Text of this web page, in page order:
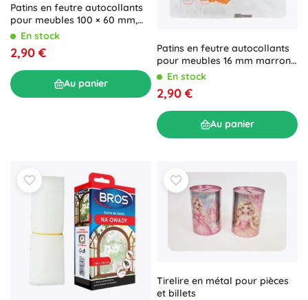
Patins en feutre autocollants
pour meubles 100 × 60 mm,
marron (2 pcs)
En stock
2,90 €
Au panier
Patins en feutre autocollants
pour meubles 16 mm marron,
30 pcs
En stock
2,90 €
Au panier
Tirelire en métal pour pièces
et billets